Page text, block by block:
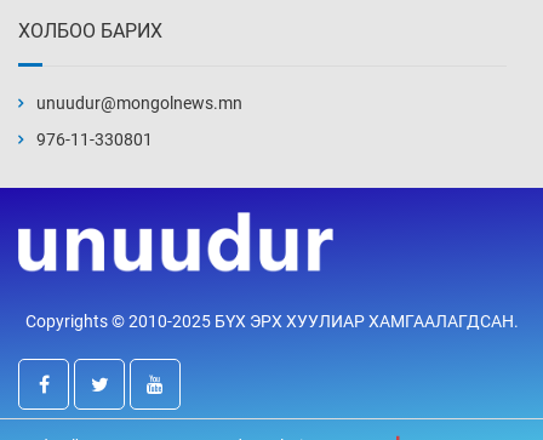
5 цаг 14 мин
5 цаг 29 мин
бүртгэлийг энэ баасан гарагт эхлүүлнэ
5 цаг 44 мин
“ДЦС-3”-ын засварыг өвлийн оргил
ХОЛБОО БАРИХ
unuudur@mongolnews.mn
976-11-330801
Copyrights © 2010-2025 БҮХ ЭРХ ХУУЛИАР ХАМГААЛАГДСАН.